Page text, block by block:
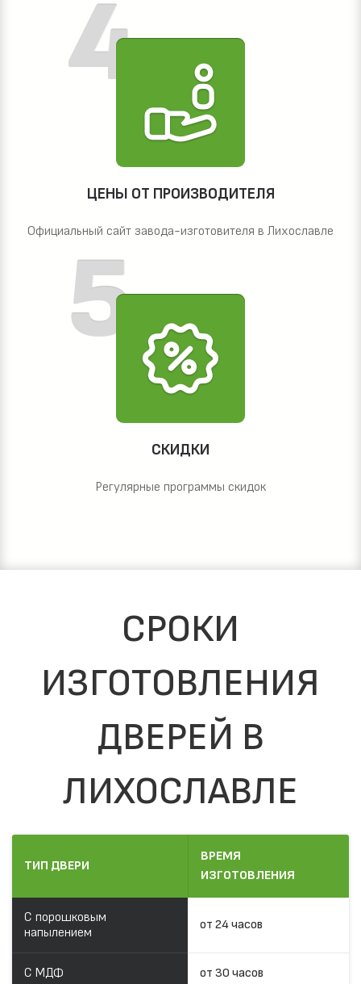
ЦЕНЫ ОТ ПРОИЗВОДИТЕЛЯ
Официальный сайт завода-изготовителя в Лихославле
СКИДКИ
Регулярные программы скидок
СРОКИ
ИЗГОТОВЛЕНИЯ
ДВЕРЕЙ В
ЛИХОСЛАВЛЕ
ТИП ДВЕРИ
ВРЕМЯ
ИЗГОТОВЛЕНИЯ
С порошковым
напылением
от 24 часов
С МДФ от 30 часов